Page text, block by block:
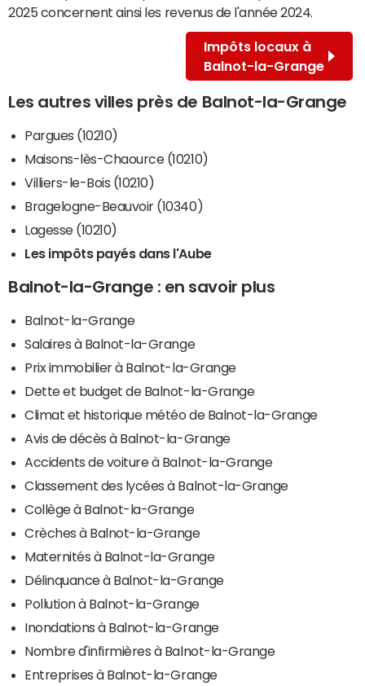
2025 concernent ainsi les revenus de l'année 2024.
Impôts locaux à
Balnot-la-Grange
Les autres villes près de Balnot-la-Grange
Pargues (10210)
Maisons-lès-Chaource (10210)
Villiers-le-Bois (10210)
Bragelogne-Beauvoir (10340)
Lagesse (10210)
Les impôts payés dans l'Aube
Balnot-la-Grange : en savoir plus
Balnot-la-Grange
Salaires à Balnot-la-Grange
Prix immobilier à Balnot-la-Grange
Dette et budget de Balnot-la-Grange
Climat et historique météo de Balnot-la-Grange
Avis de décès à Balnot-la-Grange
Accidents de voiture à Balnot-la-Grange
Classement des lycées à Balnot-la-Grange
Collège à Balnot-la-Grange
Crèches à Balnot-la-Grange
Maternités à Balnot-la-Grange
Délinquance à Balnot-la-Grange
Pollution à Balnot-la-Grange
Inondations à Balnot-la-Grange
Nombre d'infirmières à Balnot-la-Grange
Entreprises à Balnot-la-Grange